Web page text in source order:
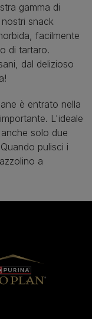
gamma di
snack
facilmente
di tartaro.
dal delizioso
è entrato nella
L'ideale
solo due
pulisci i
a